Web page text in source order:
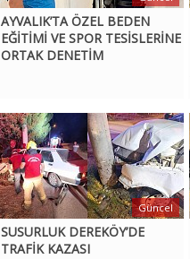
AYVALIK’TA ÖZEL BEDEN
EĞİTİMİ VE SPOR TESİSLERİNE
ORTAK DENETİM
SUSURLUK DEREKÖY’DE
TRAFİK KAZASI
Güncel